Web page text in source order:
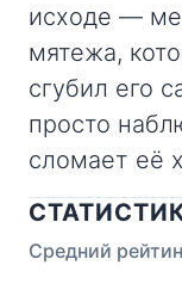
исходе —
мятежа,
сгубил его
просто
сломает её
Средний